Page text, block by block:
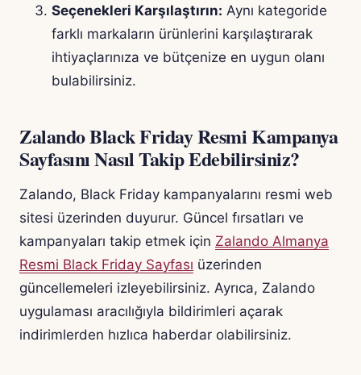
Seçenekleri Karşılaştırın: Aynı kategoride
farklı markaların ürünlerini karşılaştırarak
ihtiyaçlarınıza ve bütçenize en uygun olanı
bulabilirsiniz.
Zalando Black Friday Resmi Kampanya
Sayfasını Nasıl Takip Edebilirsiniz?
Zalando, Black Friday kampanyalarını resmi web
sitesi üzerinden duyurur. Güncel fırsatları ve
kampanyaları takip etmek için Zalando Almanya
Resmi Black Friday Sayfası üzerinden
güncellemeleri izleyebilirsiniz. Ayrıca, Zalando
uygulaması aracılığıyla bildirimleri açarak
indirimlerden hızlıca haberdar olabilirsiniz.